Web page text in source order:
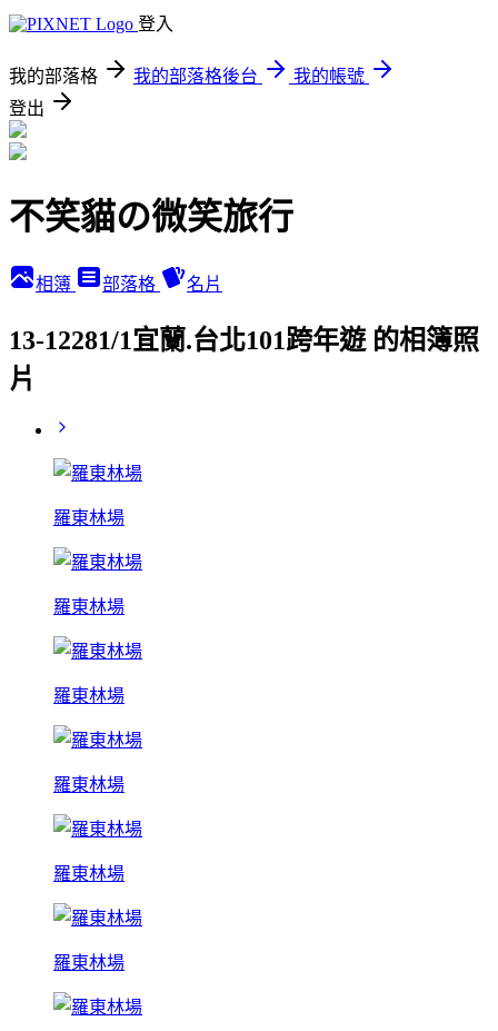
登入
我的部落格 我的部落格後台
我的帳號
登出
不笑貓の微笑旅行
相簿 部落格 名片
13-12281/1宜蘭.台北101跨年遊 的相簿照
片
羅東林場
羅東林場
羅東林場
羅東林場
羅東林場
羅東林場